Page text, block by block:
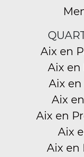
Aix en
Aix en
Aix
Aix
Aix en
Aix
Aix en